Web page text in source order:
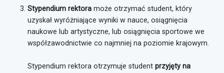
Stypendium rektora może otrzymać student, który
uzyskał wyróżniające wyniki w nauce, osiągnięcia
naukowe lub artystyczne, lub osiągnięcia sportowe we
współzawodnictwie co najmniej na poziomie krajowym.
Stypendium rektora otrzymuje student przyjęty na